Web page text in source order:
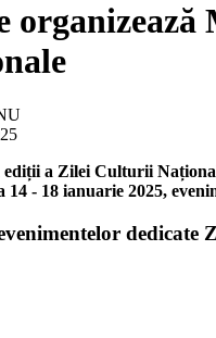
a Zilei Culturii
14 - 18 ianuarie 2025,